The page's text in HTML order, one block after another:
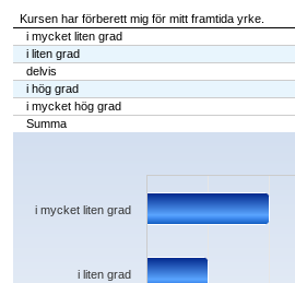
Kursen har förberett mig för mitt framtida yrke.
i mycket liten grad
i liten grad
delvis
i hög grad
i mycket hög grad
Summa
Chart
The chart has 1 X axis displaying categories.
The chart has 1 Y axis displaying values. Data
i liten grad
i mycket liten grad